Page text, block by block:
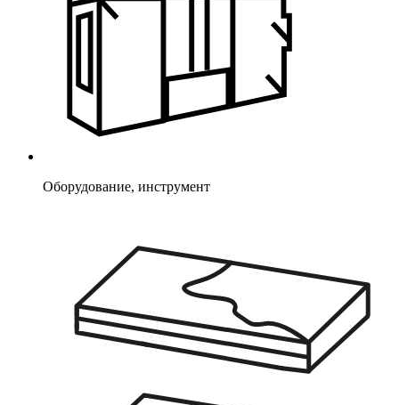
Оборудование, инструмент